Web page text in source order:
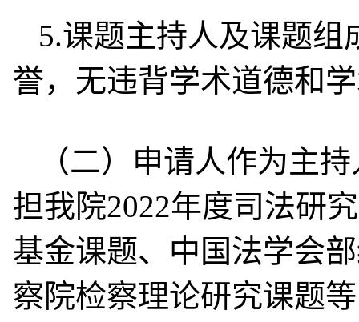
5.课题主持人及课题
誉，无违背学术道德和
（二）申请人作为主
担我院2022年度司法研
基金课题、中国法学会
察院检察理论研究课题